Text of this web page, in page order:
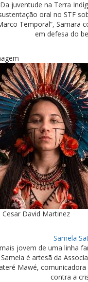
Da juventude na Terra
oral no STF
Temporal”, Samara
em defesa do
Cesar David Martinez
Samela
jovem de uma linha
Samela é artesã da
Mawé,
contra a